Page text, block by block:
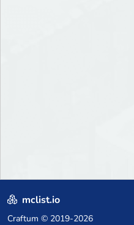
mclist.io
Craftum © 2019-2026